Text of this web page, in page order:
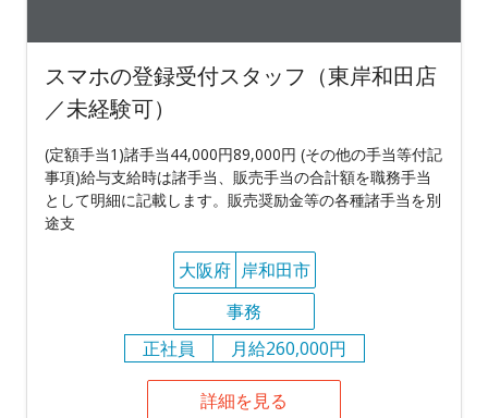
スマホの登録受付スタッフ（東岸和田店
／未経験可）
(定額手当1)諸手当44,000円89,000円 (その他の手当等付記
事項)給与支給時は諸手当、販売手当の合計額を職務手当
として明細に記載します。販売奨励金等の各種諸手当を別
途支
大阪府 岸和田市
事務
正社員
月給260,000円
詳細を見る